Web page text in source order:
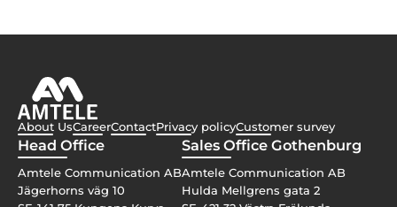
About UsCareerContactPrivacy policyCustomer survey
Head Office
Amtele Communication AB
Jägerhorns väg 10
Sales Office Gothenburg
Amtele Communication AB
Hulda Mellgrens gata 2